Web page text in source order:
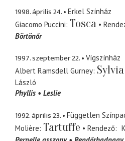
1998. április 24.
Erkel Színház
Giacomo Puccini Tosca
Börtönőr
1997. szeptember 22.
Vígszínház
Albert Ramsdell Gurney Sylvia
László
Phyllis
Leslie
1992. április 23.
Független
Molière Tartuffe Rendező